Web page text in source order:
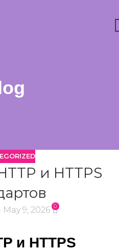
и HTTPS
May 9, 2026 0
и HTTPS